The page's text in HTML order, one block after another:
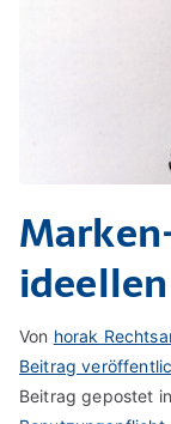
Von horak
Beitrag
Beitrag gepostet